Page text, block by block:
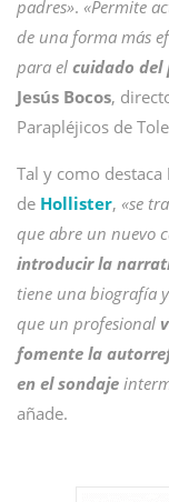
padres». «Permite
de una forma más
para el cuidado del
Jesús Bocos,
Parapléjicos de
Tal y como destaca
de Hollister, «se
que abre un nuevo
introducir la
tiene una biografía
que un profesional
fomente la
en el sondaje
añade.